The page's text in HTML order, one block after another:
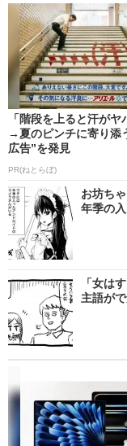
「階段を上ると汗がヤ
→夏のピンチに寄り添
広告”を発見
PR(ねとらぼ)
お坊ち
年季の
「女は
主語が